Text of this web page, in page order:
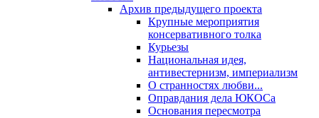
Архив предыдущего проекта
Крупные мероприятия
консервативного толка
Курьезы
Национальная идея,
антивестернизм, империализм
О странностях любви...
Оправдания дела ЮКОСа
Основания пересмотра